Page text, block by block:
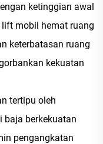
ketinggian awal
mobil hemat ruang
keterbatasan ruang
kekuatan
tertipu oleh
baja berkekuatan
pengangkatan